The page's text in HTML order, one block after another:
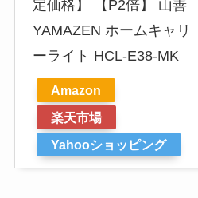
定価格】 【P2倍】 山善
YAMAZEN ホームキャリ
ーライト HCL-E38-MK
Amazon
楽天市場
Yahooショッピング